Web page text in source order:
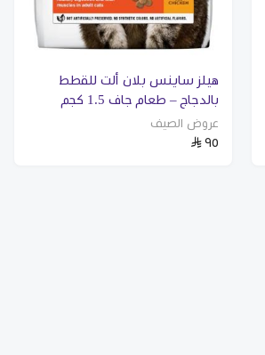
هيلز ساينس بلان ألت للقطط
بالدجاج – طعام جاف 1.5 كجم
عروض الصيف
٩٥